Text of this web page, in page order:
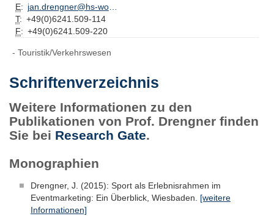
E:
jan.drengner@hs-worms.de
T: +49(0)6241.509-114
F: +49(0)6241.509-220
Touristik/Verkehrswesen
Schriftenverzeichnis
Weitere Informationen zu den
Publikationen von Prof. Drengner finden
Sie bei Research Gate.
Monographien
Drengner, J. (2015): Sport als Erlebnisrahmen im
Eventmarketing: Ein Überblick, Wiesbaden. [weitere
Informationen]